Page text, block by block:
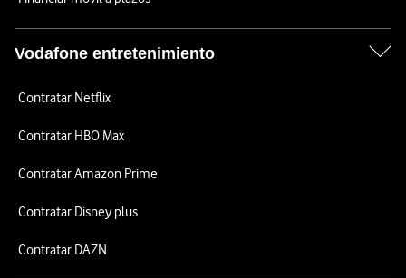
Vodafone entretenimiento
Contratar Netflix
Contratar HBO Max
Contratar Amazon Prime
Contratar Disney plus
Contratar DAZN